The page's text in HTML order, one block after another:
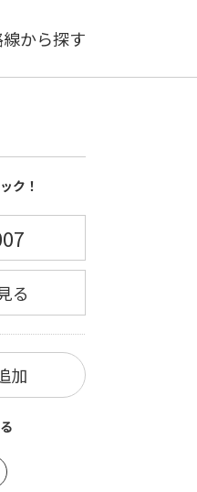
から探す
ク！
る
加